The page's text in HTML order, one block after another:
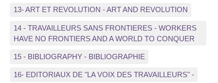
13- ART ET REVOLUTION - ART AND REVOLUTION
14 - TRAVAILLEURS SANS FRONTIERES - WORKERS
HAVE NO FRONTIERS AND A WORLD TO CONQUER
15 - BIBLIOGRAPHY - BIBLIOGRAPHIE
16- EDITORIAUX DE "LA VOIX DES TRAVAILLEURS" -